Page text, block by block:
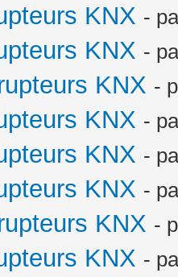
KNX -
KNX -
KNX -
KNX -
KNX -
KNX -
KNX -
KNX -